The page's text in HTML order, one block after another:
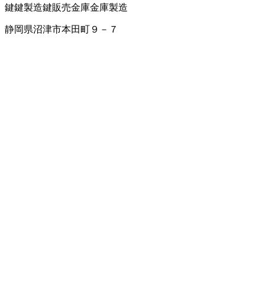
鍵鍵製造鍵販売金庫金庫製造
静岡県沼津市本田町９－７